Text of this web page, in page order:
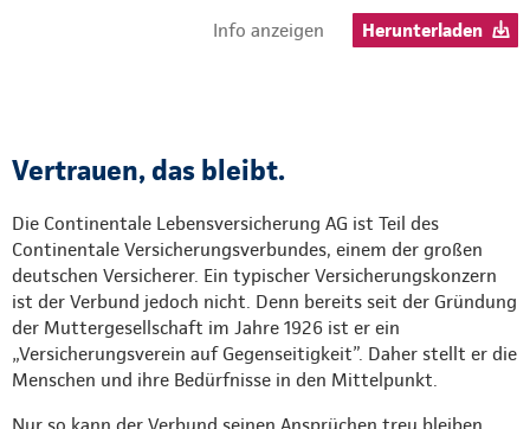
Info anzeigen
Herunterladen
Vertrauen, das bleibt.
Die Continentale Lebensversicherung AG ist Teil des
Continentale Versicherungsverbundes, einem der großen
deutschen Versicherer. Ein typischer Versicherungskonzern
ist der Verbund jedoch nicht. Denn bereits seit der Gründung
der Muttergesellschaft im Jahre 1926 ist er ein
„Versicherungsverein auf Gegenseitigkeit”. Daher stellt er die
Menschen und ihre Bedürfnisse in den Mittelpunkt.
Nur so kann der Verbund seinen Ansprüchen treu bleiben